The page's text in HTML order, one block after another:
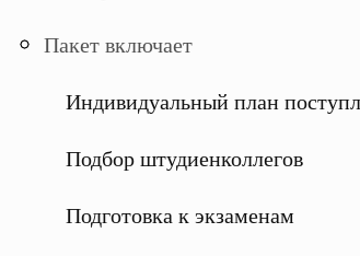
Пакет включает
Индивидуальный план
Подбор штудиенколлегов
Подготовка к экзаменам